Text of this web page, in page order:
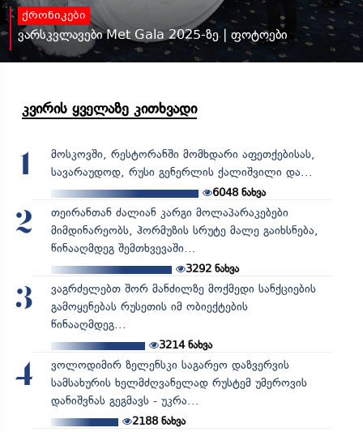
ქრონიკები
ვარსკვლავები Met Gala 2025-ზე | ფოტოები
კვირის ყველაზე კითხვადი
1
მოსკოვში, რესტორანში მომხდარი აფეთქებისას,
სავარაუდოდ, რუსი გენერლის ქალიშვილი და...
6048 ნახვა
2
თეირანთან ძალიან კარგი მოლაპარაკებები
მიმდინარეობს, ჰორმუზის სრუტე მალე გაიხსნება,
წინააღმდეგ შემთხვევაში...
3292ნახვა
3
ვაგრძელებთ შორ მანძილზე მოქმედი სანქციების
გამოყენებას რუსეთის იმ ობიექტების
წინააღმდეგ...
3214ნახვა
4
ვოლოდიმირ ზელენსკი საგარეო დაზვერვის
სამსახურის ხელმძღვანელად რუსტემ უმეროვის
დანიშვნას გეგმავს - უკრა...
2188ნახვა